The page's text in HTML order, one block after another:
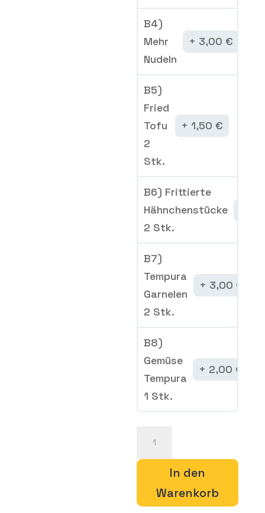
B4)
Mehr
Nudeln
3,00€
B5)
Fried
Tofu
2
Stk.
1,50€
B6) Frittierte
Hähnchenstücke
2 Stk.
B7)
Tempura
Garnelen
2 Stk.
3,00€
B8)
Gemüse
Tempura
1 Stk.
2,00€
SHOYU
RAMEN
Menge
In den
Warenkorb